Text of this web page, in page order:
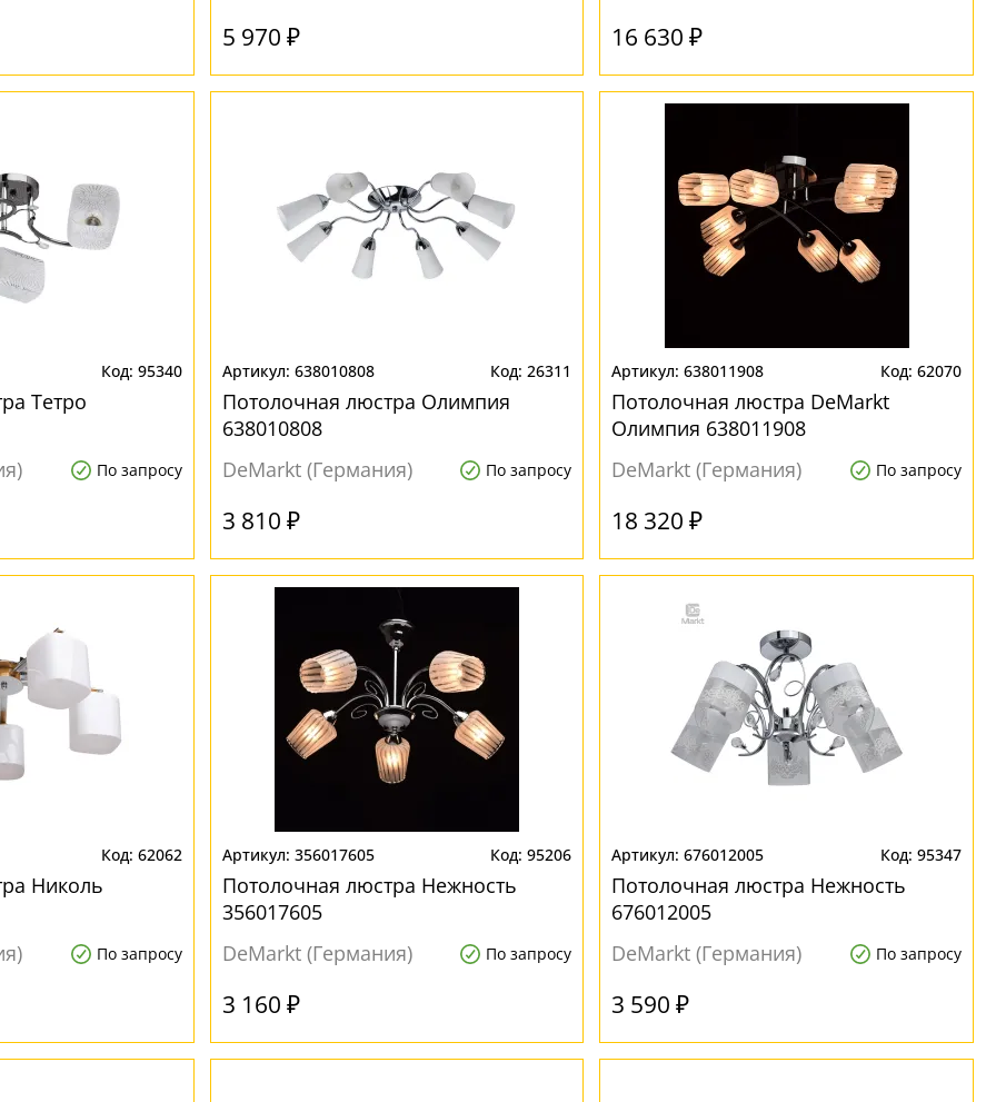
5 970 ₽ 16 630 ₽
95340
Тетро
По запросу
638010808 26311
Потолочная люстра Олимпия
638010808
DeMarkt (Германия)
По запросу
3 810 ₽
638011908 62070
Потолочная люстра DeMarkt
Олимпия 638011908
DeMarkt (Германия)
По запросу
18 320 ₽
62062
Николь
По запросу
356017605 95206
Потолочная люстра Нежность
356017605
DeMarkt (Германия)
По запросу
3 160 ₽
676012005 95347
Потолочная люстра Нежность
676012005
DeMarkt (Германия)
По запросу
3 590 ₽